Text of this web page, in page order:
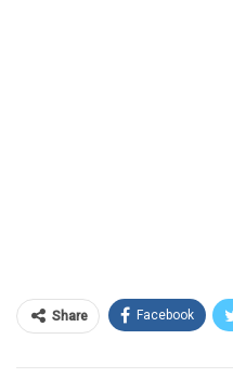
Share Facebook